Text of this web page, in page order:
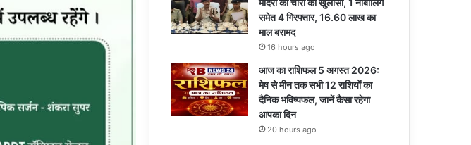
समेत 4 गिरफ्तार, 16.60 लाख का
माल बरामद
16 hours ago
आज का राशिफल 5 अगस्त 2026:
मेष से मीन तक सभी 12 राशियों का
दैनिक भविष्यफल, जानें कैसा रहेगा
आपका दिन
20 hours ago